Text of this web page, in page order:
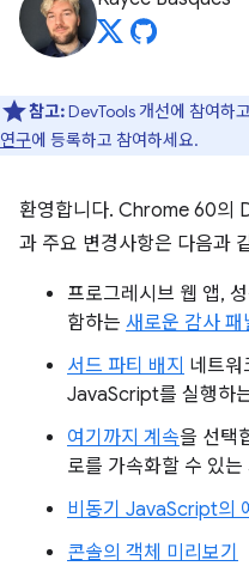
참고:DevTools 개선에 참여하
연구에 등록하고 참여하세요.
환영합니다. Chrome 60의
과 주요 변경사항은 다음과
프로그레시브 웹 앱,
함하는 새로운 감사 패
서드 파티 배지 네트워
JavaScript를 실행하
여기까지 계속을 선택
로를 가속화할 수 있
비동기 JavaScript의
콘솔의 객체 미리보기